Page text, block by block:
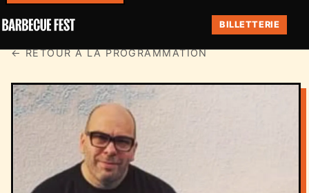
BILLETTERIE
← RETOUR À LA PROGRAMMATION